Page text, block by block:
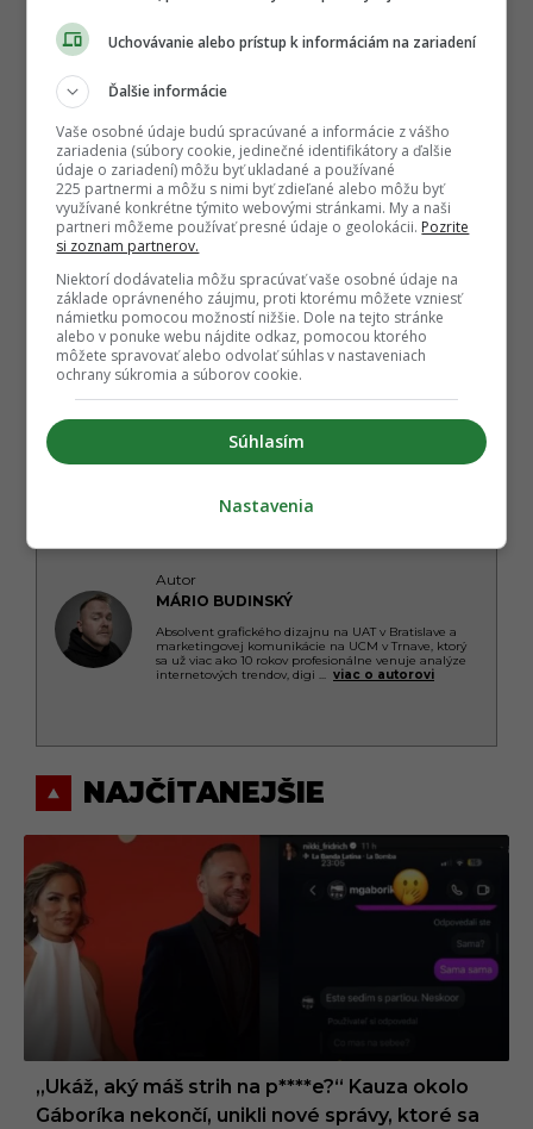
Autor
MÁRIO BUDINSKÝ
Absolvent grafického dizajnu na UAT v Bratislave a
marketingovej komunikácie na UCM v Trnave, ktorý
sa už viac ako 10 rokov profesionálne venuje analýze
internetových trendov, digi ... viac o autorovi
NAJČÍTANEJŠIE
„Ukáž, aký máš strih na p****e?“ Kauza okolo
Gáboríka nekončí, unikli nové správy, ktoré sa
Uchovávanie alebo prístup k informáciám na zariadení
Ďalšie informácie
Vaše osobné údaje budú spracúvané a informácie z vášho
zariadenia (súbory cookie, jedinečné identifikátory a ďalšie
údaje o zariadení) môžu byť ukladané a používané
225 partnermi a môžu s nimi byť zdieľané alebo môžu byť
využívané konkrétne týmito webovými stránkami. My a naši
partneri môžeme používať presné údaje o geolokácii. Pozrite
si zoznam partnerov.
Niektorí dodávatelia môžu spracúvať vaše osobné údaje na
základe oprávneného záujmu, proti ktorému môžete vzniesť
námietku pomocou možností nižšie. Dole na tejto stránke
alebo v ponuke webu nájdite odkaz, pomocou ktorého
môžete spravovať alebo odvolať súhlas v nastaveniach
ochrany súkromia a súborov cookie.
Súhlasím
Nastavenia